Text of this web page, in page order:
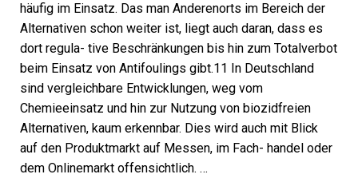
häufig im Einsatz. Das man Anderenorts im Bereich der
Alternativen schon weiter ist, liegt auch daran, dass es
dort regula- tive Beschränkungen bis hin zum Totalverbot
beim Einsatz von Antifoulings gibt.11 In Deutschland
sind vergleichbare Entwicklungen, weg vom
Chemieeinsatz und hin zur Nutzung von biozidfreien
Alternativen, kaum erkennbar. Dies wird auch mit Blick
auf den Produktmarkt auf Messen, im Fach- handel oder
dem Onlinemarkt offensichtlich. …